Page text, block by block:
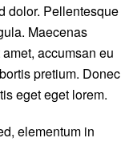
dolor. Pellentesque
Maecenas
accumsan eu
pretium. Donec
eget eget lorem.
elementum in